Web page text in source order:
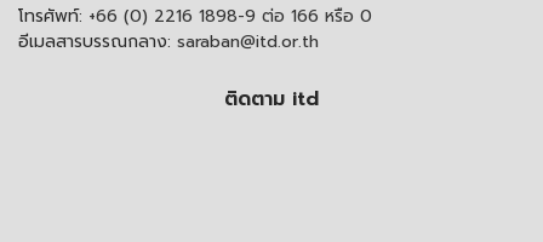
โทรศัพท์: +66 (0) 2216 1898-9 ต่อ 166 หรือ 0
อีเมลสารบรรณกลาง: saraban@itd.or.th
ติดตาม itd